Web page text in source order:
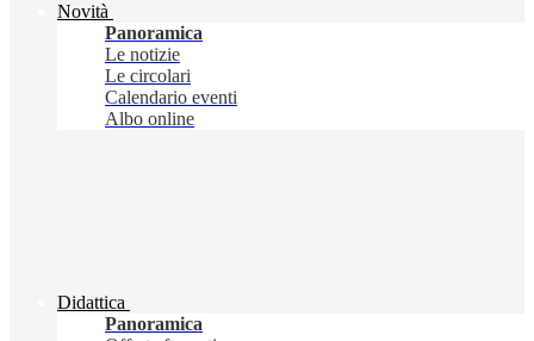
Novità
Panoramica
Le notizie
Le circolari
Calendario eventi
Albo online
Didattica
Panoramica